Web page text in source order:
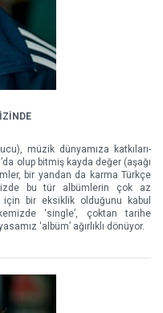
müzik dünyamıza katkıları-
olup bitmiş kayda değer (aşağı
bir yandan da karma Türkçe
bu tür albümlerin çok az
için bir eksiklik olduğunu kabul
‘single’, çoktan tarihe
‘albüm’ ağırlıklı dönüyor.